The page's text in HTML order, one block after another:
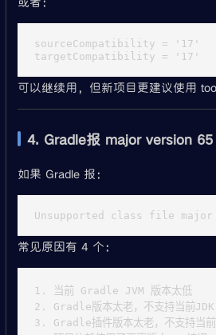
sourceCompatibility = '17'
可以继续用，但新项目更建议使用
4. Gradle报 major version
如果 Gradle 报：
常见原因有 4 个：
1. 当前 Gradle JVM 版本太低
2. Gradle版本太老，不支持当前JDK
3. Gradle插件版本太老，不支持当